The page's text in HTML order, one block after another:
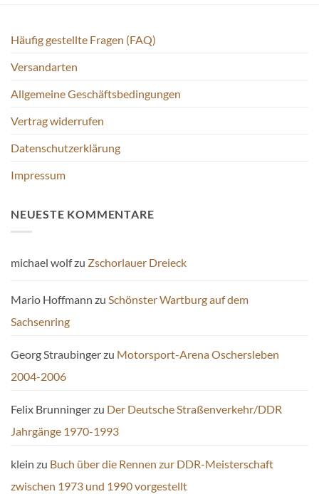
Häufig gestellte Fragen (FAQ)
Versandarten
Allgemeine Geschäftsbedingungen
Vertrag widerrufen
Datenschutzerklärung
Impressum
NEUESTE KOMMENTARE
michael wolfzu Zschorlauer Dreieck
Mario Hoffmann zu Schönster Wartburg auf dem
Sachsenring
Georg Straubingerzu Motorsport-Arena Oschersleben
2004-2006
Felix Brunningerzu Der Deutsche Straßenverkehr/DDR
Jahrgänge 1970-1993
klein zu Buch über die Rennen zur DDR-Meisterschaft
zwischen 1973 und 1990 vorgestellt